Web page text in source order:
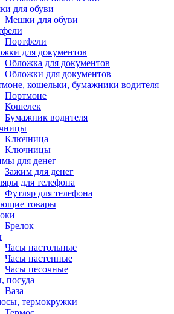
для обуви
Мешки для обуви
Портфели
для документов
Обложка для документов
Обложки для документов
кошельки, бумажники водителя
Портмоне
Кошелек
Бумажник водителя
Ключница
Ключницы
для денег
Зажим для денег
для телефона
Футляр для телефона
товары
Брелок
Часы настольные
Часы настенные
Часы песочные
посуда
Ваза
термокружки